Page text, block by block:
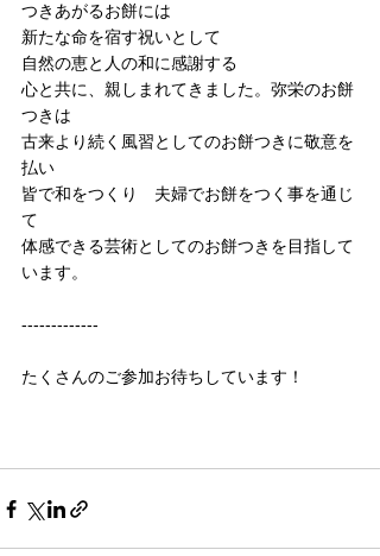
つきあがるお餅には
新たな命を宿す祝いとして
自然の恵と人の和に感謝する
心と共に、親しまれてきました。弥栄のお餅
つきは
古来より続く風習としてのお餅つきに敬意を
払い
皆で和をつくり　夫婦でお餅をつく事を通じ
て
体感できる芸術としてのお餅つきを目指して
います。
-------------
たくさんのご参加お待ちしています！